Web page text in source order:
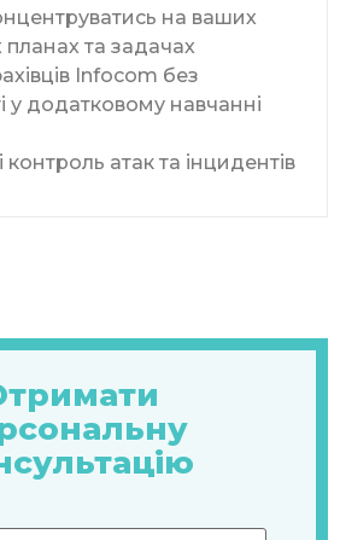
на ваших
планах та задачах
Infocom без
у додатковому навчанні
контроль атак та інцидентів